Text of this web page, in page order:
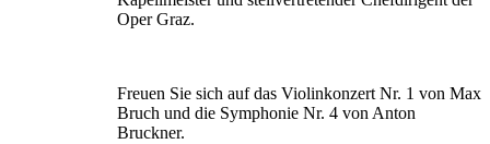
Oper Graz.
Freuen Sie sich auf das Violinkonzert Nr. 1 von Max
Bruch und die Symphonie Nr. 4 von Anton
Bruckner.